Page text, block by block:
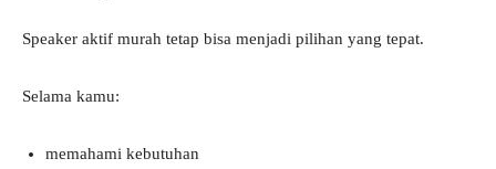
Speaker aktif murah tetap bisa menjadi pilihan yang tepat.
Selama kamu:
memahami kebutuhan